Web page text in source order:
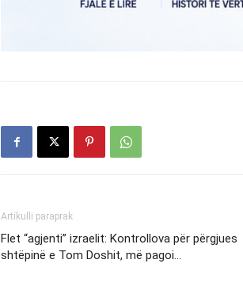
Artikulli paraprak
Flet “agjenti” izraelit: Kontrollova për përgjues
shtëpinë e Tom Doshit, më pagoi…